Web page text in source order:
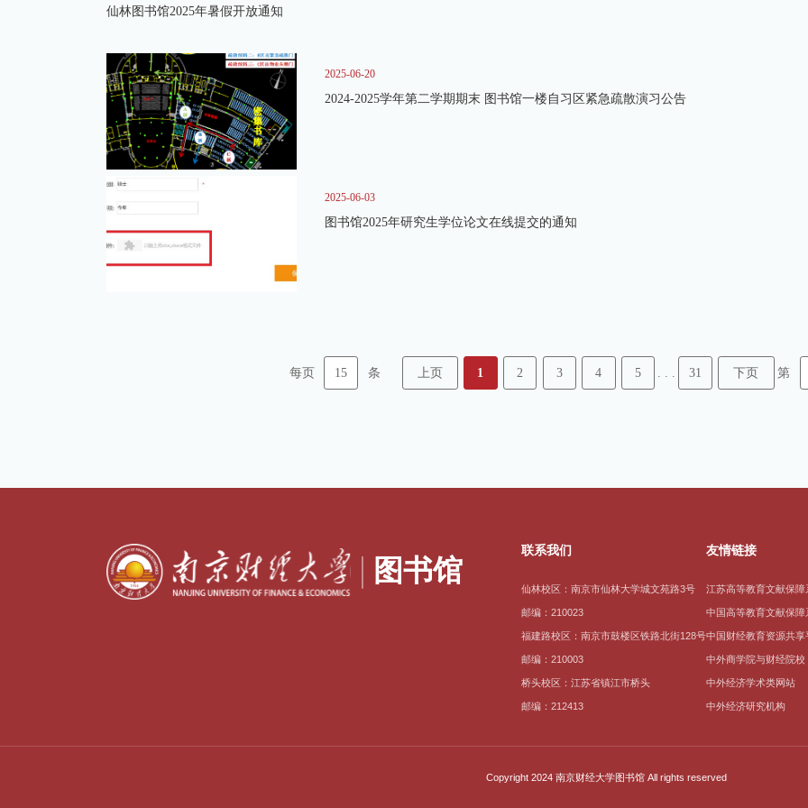
仙林图书馆2025年暑假开放通知
2025-06-20
2024-2025学年第二学期期末 图书馆一楼自习区紧急疏散演习公告
2025-06-03
图书馆2025年研究生学位论文在线提交的通知
每页 15 条 上页 1 2 3 4 5 . . . 31 下页 第
联系我们
仙林校区：南京市仙林大学城文苑路3号
邮编：210023
福建路校区：南京市鼓楼区铁路北街128号
邮编：210003
桥头校区：江苏省镇江市桥头
邮编：212413
友情链接
江苏高等教育文献保障
中国高等教育文献保障
中国财经教育资源共享
中外商学院与财经院校
中外经济学术类网站
中外经济研究机构
Copyright 2024 南京财经大学图书馆 All rights reserved